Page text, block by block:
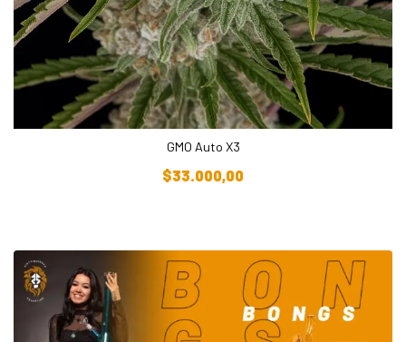
GMO Auto X3
$33.000,00